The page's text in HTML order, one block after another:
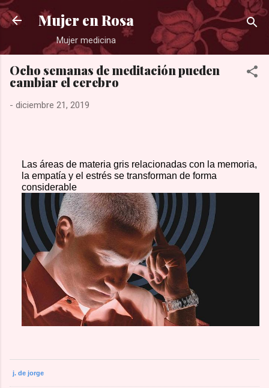
Ir al contenido principal
Mujer en Rosa
Mujer medicina
Ocho semanas de meditación pueden
cambiar el cerebro
- diciembre 21, 2019
Las áreas de materia gris relacionadas con la memoria,
la empatía y el estrés se transforman de forma
considerable
j. de jorge